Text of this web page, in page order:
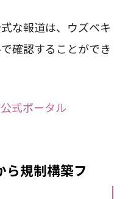
な報道は、ウズベキ
確認することができ
式ポータル
ら規制構築フ